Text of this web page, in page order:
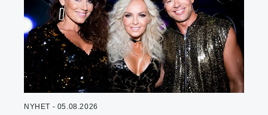
NYHET - 05.08.2026